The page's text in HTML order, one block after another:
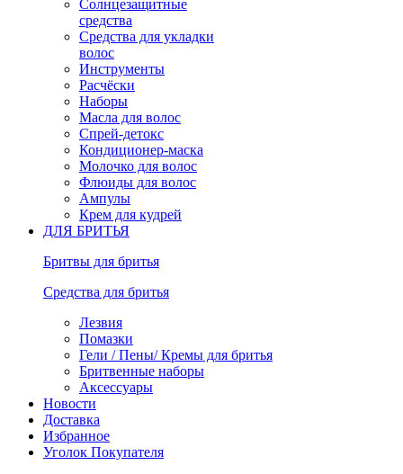
Солнцезащитные
средства
Средства для укладки
волос
Инструменты
Расчёски
Наборы
Масла для волос
Спрей-детокс
Кондиционер-маска
Молочко для волос
Флюиды для волос
Ампулы
Крем для кудрей
ДЛЯ БРИТЬЯ
Бритвы для бритья
Средства для бритья
Лезвия
Помазки
Гели / Пены/ Кремы для бритья
Бритвенные наборы
Аксессуары
Новости
Доставка
Избранное
Уголок Покупателя